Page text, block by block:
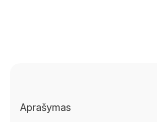
Aprašymas